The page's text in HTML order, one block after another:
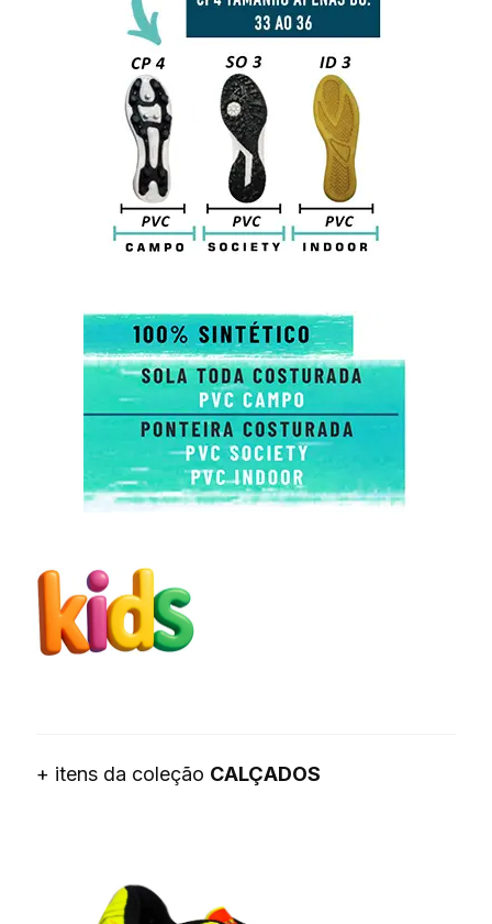
+ itens da coleção CALÇADOS